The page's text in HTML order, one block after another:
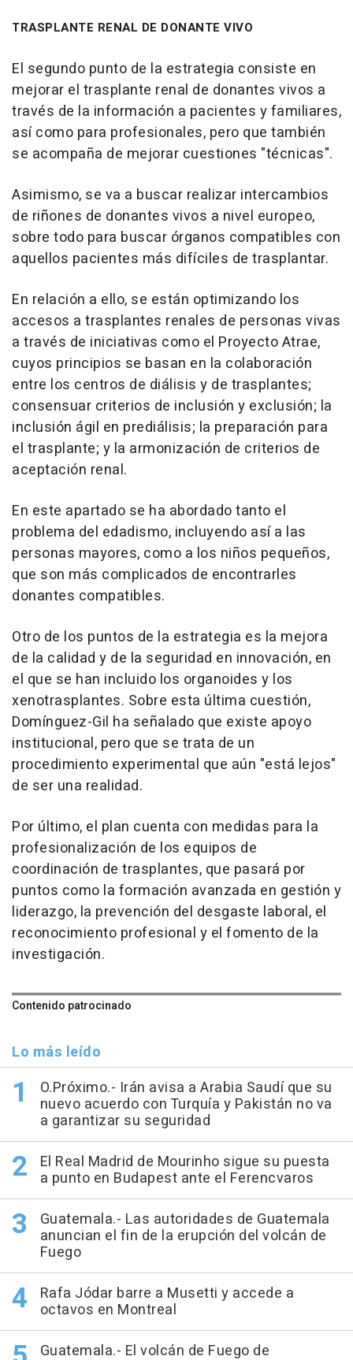
TRASPLANTE RENAL DE DONANTE VIVO
El segundo punto de la estrategia consiste en
mejorar el trasplante renal de donantes vivos a
través de la información a pacientes y familiares,
así como para profesionales, pero que también
se acompaña de mejorar cuestiones "técnicas".
Asimismo, se va a buscar realizar intercambios
de riñones de donantes vivos a nivel europeo,
sobre todo para buscar órganos compatibles con
aquellos pacientes más difíciles de trasplantar.
En relación a ello, se están optimizando los
accesos a trasplantes renales de personas vivas
a través de iniciativas como el Proyecto Atrae,
cuyos principios se basan en la colaboración
entre los centros de diálisis y de trasplantes;
consensuar criterios de inclusión y exclusión; la
inclusión ágil en prediálisis; la preparación para
el trasplante; y la armonización de criterios de
aceptación renal.
En este apartado se ha abordado tanto el
problema del edadismo, incluyendo así a las
personas mayores, como a los niños pequeños,
que son más complicados de encontrarles
donantes compatibles.
Otro de los puntos de la estrategia es la mejora
de la calidad y de la seguridad en innovación, en
el que se han incluido los organoides y los
xenotrasplantes. Sobre esta última cuestión,
Domínguez-Gil ha señalado que existe apoyo
institucional, pero que se trata de un
procedimiento experimental que aún "está lejos"
de ser una realidad.
Por último, el plan cuenta con medidas para la
profesionalización de los equipos de
coordinación de trasplantes, que pasará por
puntos como la formación avanzada en gestión y
liderazgo, la prevención del desgaste laboral, el
reconocimiento profesional y el fomento de la
investigación.
Contenido patrocinado
Lo más leído
O.Próximo.- Irán avisa a Arabia Saudí que su
nuevo acuerdo con Turquía y Pakistán no va
a garantizar su seguridad
El Real Madrid de Mourinho sigue su puesta
a punto en Budapest ante el Ferencvaros
Guatemala.- Las autoridades de Guatemala
anuncian el fin de la erupción del volcán de
Fuego
Rafa Jódar barre a Musetti y accede a
octavos en Montreal
Guatemala.- El volcán de Fuego de